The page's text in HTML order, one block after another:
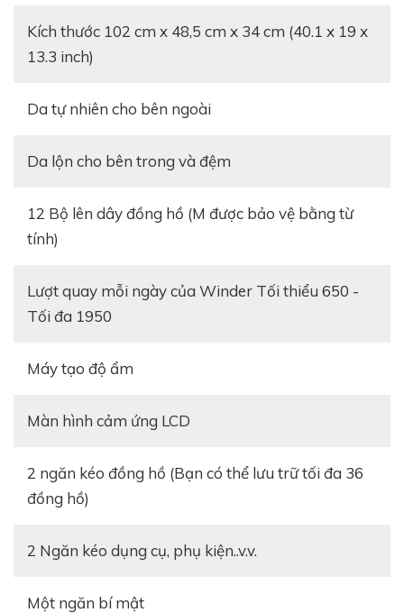
Kích thước 102 cm x 48,5 cm x 34 cm (40.1 x 19 x
13.3 inch)
Da tự nhiên cho bên ngoài
Da lộn cho bên trong và đệm
12 Bộ lên dây đồng hồ (M được bảo vệ bằng từ
tính)
Lượt quay mỗi ngày của Winder Tối thiểu 650 -
Tối đa 1950
Máy tạo độ ẩm
Màn hình cảm ứng LCD
2 ngăn kéo đồng hồ (Bạn có thể lưu trữ tối đa 36
đồng hồ)
2 Ngăn kéo dụng cụ, phụ kiện..v.v.
Một ngăn bí mật